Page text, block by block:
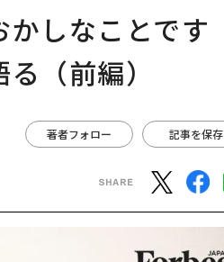
かしなことです
（前編）
著者フォロー 記事を保存